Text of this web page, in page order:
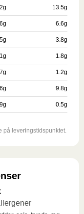
g 13.5g
g 6.6g
g 3.8g
g 1.8g
g 1.2g
g 9.8g
g 0.5g
leveringstidspunktet.